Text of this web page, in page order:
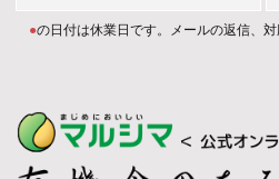
●の日付は休業日です。メールの返信、